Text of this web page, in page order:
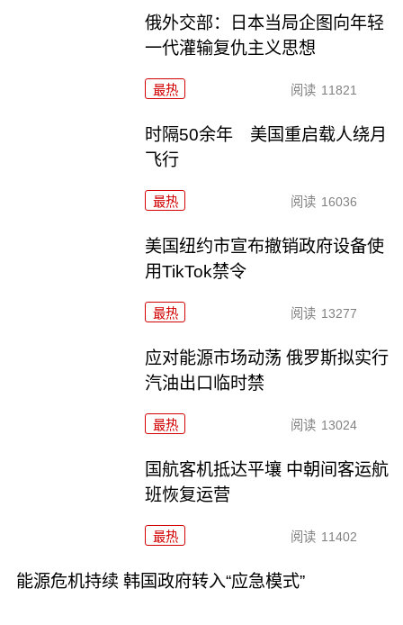
俄外交部：日本当局企图向年轻
一代灌输复仇主义思想
最热 阅读 11821
时隔50余年 美国重启载人绕月
飞行
最热 阅读 16036
美国纽约市宣布撤销政府设备使
用TikTok禁令
最热 阅读 13277
应对能源市场动荡 俄罗斯拟实行
汽油出口临时禁
最热 阅读 13024
国航客机抵达平壤 中朝间客运航
班恢复运营
最热 阅读 11402
能源危机持续 韩国政府转入“应急模式”